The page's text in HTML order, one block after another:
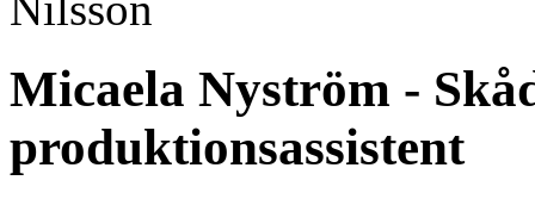
Micaela Nyström -
produktionsassistent